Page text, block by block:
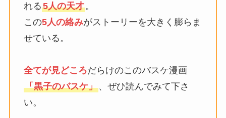
れる5人の天才。
この5人の絡みがストーリーを大きく膨らま
せている。
全てが見どころだらけのこのバスケ漫画
「黒子のバスケ」、ぜひ読んでみて下さ
い。